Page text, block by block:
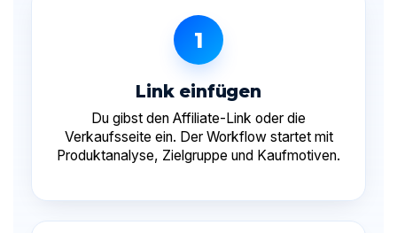
1
Link einfügen
Du gibst den Affiliate-Link oder die
Verkaufsseite ein. Der Workflow startet mit
Produktanalyse, Zielgruppe und Kaufmotiven.